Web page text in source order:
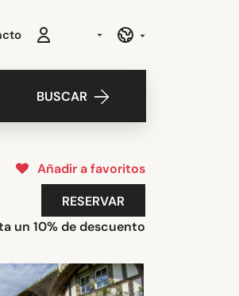
BUSCAR
Añadir a favoritos
RESERVAR
un 10% de descuento